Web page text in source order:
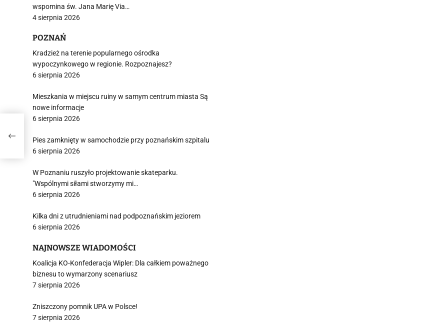
wspomina św. Jana Marię Via…
4 sierpnia 2026
POZNAŃ
Kradzież na terenie popularnego ośrodka
wypoczynkowego w regionie. Rozpoznajesz?
6 sierpnia 2026
Mieszkania w miejscu ruiny w samym centrum miasta Są
nowe informacje
6 sierpnia 2026
Pies zamknięty w samochodzie przy poznańskim szpitalu
6 sierpnia 2026
W Poznaniu ruszyło projektowanie skateparku.
"Wspólnymi siłami stworzymy mi…
6 sierpnia 2026
Kilka dni z utrudnieniami nad podpoznańskim jeziorem
6 sierpnia 2026
NAJNOWSZE WIADOMOŚCI
Koalicja KO-Konfederacja Wipler: Dla całkiem poważnego
biznesu to wymarzony scenariusz
7 sierpnia 2026
Zniszczony pomnik UPA w Polsce!
7 sierpnia 2026